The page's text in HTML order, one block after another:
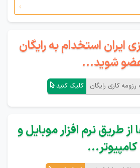
ایران استخدام به رایگان
شوید...
کاری رایگان کلیک کنید
طریق نرم افزار موبایل و
کامپیوتر...